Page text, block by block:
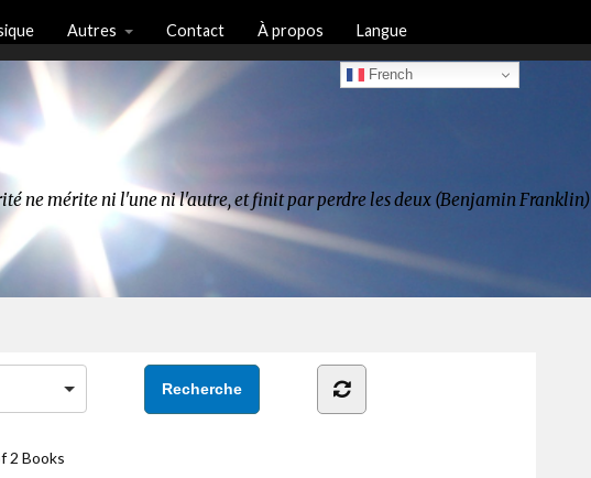
Autres Contact À propos Langue
French
ne mérite ni l'une ni l'autre, et finit par perdre les deux (Benjamin Franklin)
2 Books